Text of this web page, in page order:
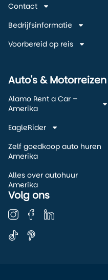
Contact
Bedrijfsinformatie
Voorbereid op reis
Auto's & Motorreizen
Alamo Rent a Car –
Amerika
EagleRider
Zelf goedkoop auto huren
Amerika
Alles over autohuur
Amerika
Volg ons